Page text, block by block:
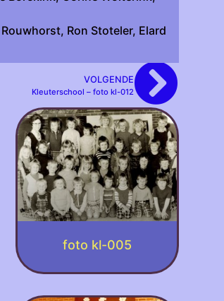
Ron Stoteler, Elard
VOLGENDE
Kleuterschool – foto kl-012
foto kl-005